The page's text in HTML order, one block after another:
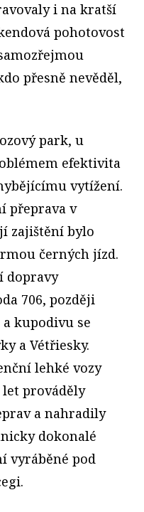
i na kratší
pohotovost
přesně nevěděl,
park, u
efektivita
vytížení.
přeprava v
zajištění bylo
černých jízd.
dopravy
706, později
kupodivu se
a Vétřiesky.
lehké vozy
prováděly
a nahradily
dokonalé
vyráběné pod